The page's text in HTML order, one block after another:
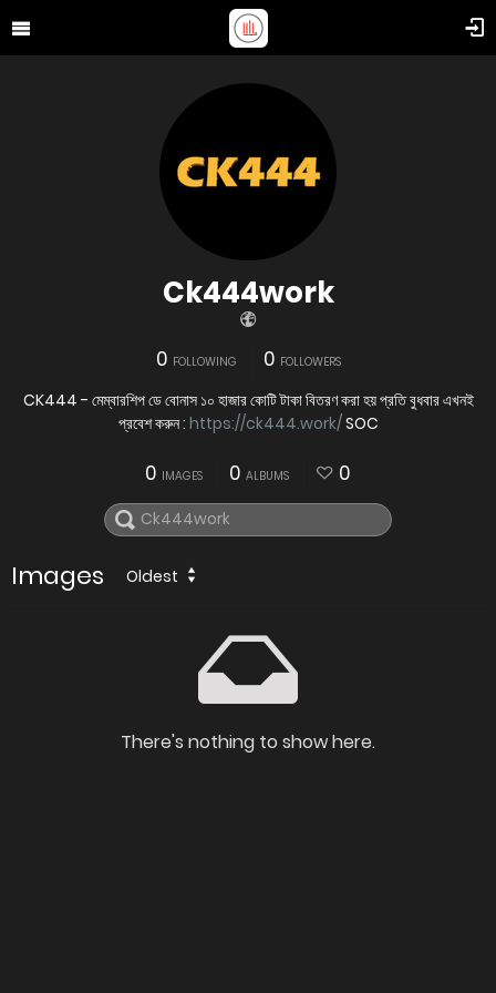
Ck444work
0 FOLLOWING 0 FOLLOWERS
CK444 - মেম্বারশিপ ডে বোনাস ১০ হাজার কোটি টাকা বিতরণ করা হয় প্রতি বুধবার এখনই
প্রবেশ করুন : https://ck444.work/SOC
0 IMAGES 0 ALBUMS 0
Images Oldest
There's nothing to show here.